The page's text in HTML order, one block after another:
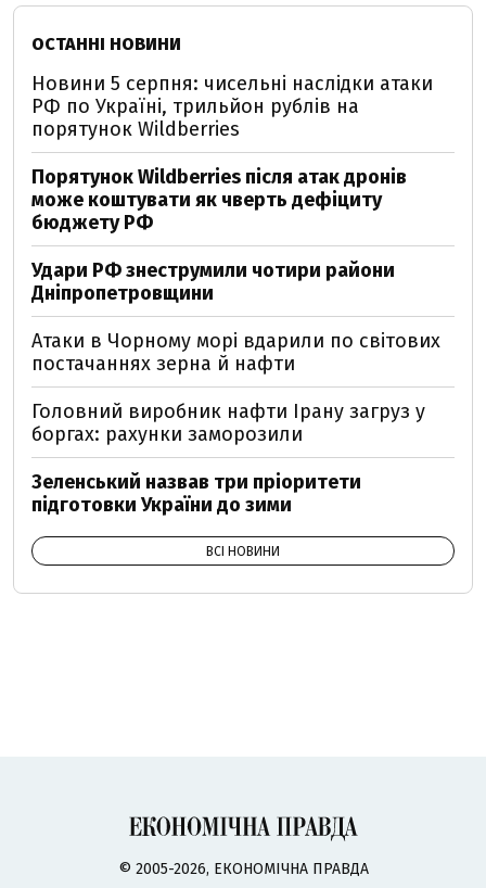
ОСТАННІ НОВИНИ
Новини 5 серпня: чисельні наслідки атаки
РФ по Україні, трильйон рублів на
порятунок Wildberries
Порятунок Wildberries після атак дронів
може коштувати як чверть дефіциту
бюджету РФ
Удари РФ знеструмили чотири райони
Дніпропетровщини
Атаки в Чорному морі вдарили по світових
постачаннях зерна й нафти
Головний виробник нафти Ірану загруз у
боргах: рахунки заморозили
Зеленський назвав три пріоритети
підготовки України до зими
ВСІ НОВИНИ
© 2005-2026, ЕКОНОМІЧНА ПРАВДА